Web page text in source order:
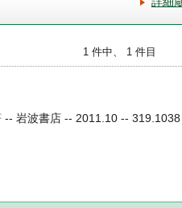
1 件中、 1 件目
岩波書店 -- 2011.10 -- 319.1038